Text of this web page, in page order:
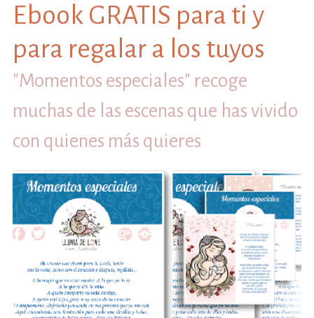
Ebook GRATIS para ti y
para regalar a los tuyos
"Momentos especiales" recoge
muchas de las escenas que has vivido
con quienes más quieres